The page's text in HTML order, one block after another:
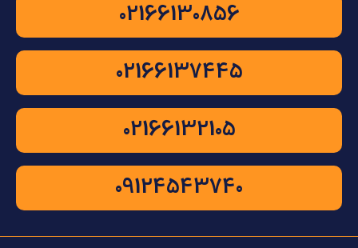
02166130856
02166137445
02166132105
09124543740